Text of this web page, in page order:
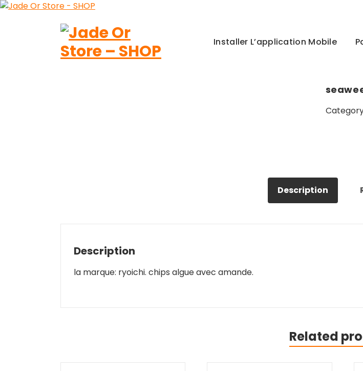
Aller
Installer L’application Mobile
Description
Description
la marque: ryoichi. chips algue avec amande.
Related